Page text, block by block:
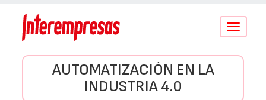
Conmutar
AUTOMATIZACIÓN EN LA
INDUSTRIA 4.0